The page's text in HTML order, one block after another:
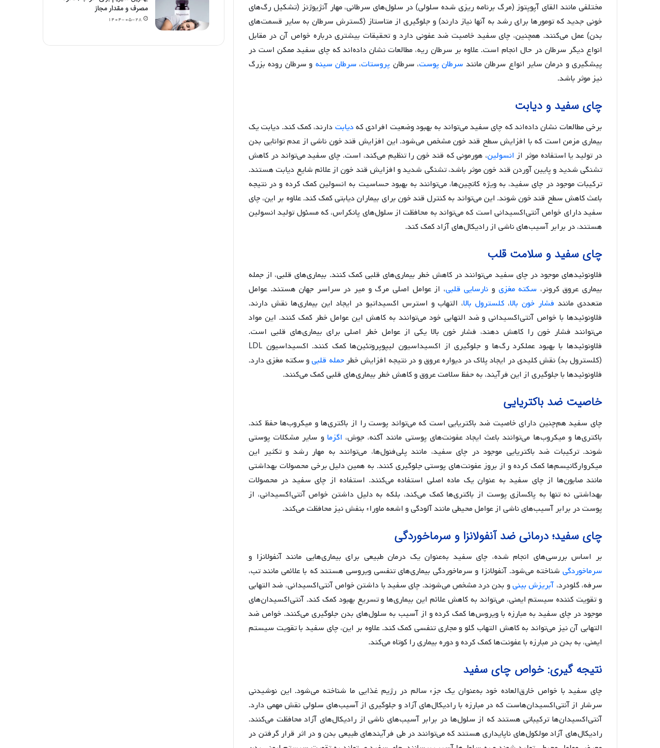
مختلفی مانند القای آپوپتوز (مرگ برنامه ریزی شده سلولی) در سلول‌های سرطانی، مهار آنژیوژنز (تشکیل رگ‌های
خونی جدید که تومورها برای رشد به آنها نیاز دارند) و جلوگیری از متاستاز (گسترش سرطان به سایر قسمت‌های
بدن) عمل می‌کنند. همچنین، چای سفید خاصیت ضد عفونی دارد و تحقیقات بیشتری درباره خواص آن در مقابل
انواع دیگر سرطان در حال انجام است. علاوه بر سرطان ریه، مطالعات نشان داده‌اند که چای سفید ممکن است در
پیشگیری و درمان سایر انواع سرطان مانند سرطان پوست، سرطان پروستات، سرطان سینه و سرطان روده بزرگ
نیز موثر باشد.
چای سفید و دیابت
برخی مطالعات نشان داده‌اند که چای سفید می‌تواند به بهبود وضعیت افرادی کهدیابت دارند، کمک کند. دیابت یک
بیماری مزمن است که با افزایش سطح قند خون مشخص می‌شود. این افزایش قند خون ناشی از عدم توانایی بدن
در تولید یا استفاده موثر از انسولین، هورمونی که قند خون را تنظیم می‌کند، است. چای سفید می‌تواند در کاهش
تشنگی شدید و پایین آوردن قند خون موثر باشد، تشنگی شدید و افزایش قند خون از علائم شایع دیابت هستند.
ترکیبات موجود در چای سفید، به ویژه کاتچین‌ها، می‌توانند به بهبود حساسیت به انسولین کمک کرده و در نتیجه
باعث کاهش سطح قند خون شوند. این می‌تواند به کنترل قند خون برای بیماران دیابتی کمک کند. علاوه بر این، چای
سفید دارای خواص آنتی‌اکسیدانی است که می‌تواند به محافظت از سلول‌های پانکراس، که مسئول تولید انسولین
هستند، در برابر آسیب‌های ناشی از رادیکال‌های آزاد کمک کند.
چای سفید و سلامت قلب
فلاونوئیدهای موجود در چای سفید می‌توانند در کاهش خطر بیماری‌های قلبی کمک کنند. بیماری‌های قلبی، از جمله
بیماری عروق کرونر، سکته مغزی و نارسایی قلبی، از عوامل اصلی مرگ و میر در سراسر جهان هستند. عوامل
متعددی مانند فشار خون بالا، کلسترول بالا، التهاب و استرس اکسیداتیو در ایجاد این بیماری‌ها نقش دارند.
فلاونوئیدها با خواص آنتی‌اکسیدانی و ضد التهابی خود می‌توانند به کاهش این عوامل خطر کمک کنند. این مواد
می‌توانند فشار خون را کاهش دهند، فشار خون بالا یکی از عوامل خطر اصلی برای بیماری‌های قلبی است.
فلاونوئیدها با بهبود عملکرد رگ‌ها و جلوگیری از اکسیداسیون لیپوپروتئین‌ها کمک کنند. اکسیداسیون LDL
(کلسترول بد) نقش کلیدی در ایجاد پلاک در دیواره عروق و در نتیجه افزایش خطرحمله قلبیو سکته مغزی دارد.
فلاونوئیدها با جلوگیری از این فرآیند، به حفظ سلامت عروق و کاهش خطر بیماری‌های قلبی کمک می‌کنند.
خاصیت ضد باکتریایی
چای سفید هم‌چنین دارای خاصیت ضد باکتریایی است که می‌تواند پوست را از باکتری‌ها و میکروب‌ها حفظ کند.
باکتری‌ها و میکروب‌ها می‌توانند باعث ایجاد عفونت‌های پوستی مانند آکنه، جوش، اگزما و سایر مشکلات پوستی
شوند. ترکیبات ضد باکتریایی موجود در چای سفید، مانند پلی‌فنول‌ها، می‌توانند به مهار رشد و تکثیر این
میکروارگانیسم‌ها کمک کرده و از بروز عفونت‌های پوستی جلوگیری کنند. به همین دلیل برخی محصولات بهداشتی
مانند صابون‌ها از چای سفید به عنوان یک ماده اصلی استفاده می‌کنند. استفاده از چای سفید در محصولات
بهداشتی نه تنها به پاکسازی پوست از باکتری‌ها کمک می‌کند، بلکه به دلیل داشتن خواص آنتی‌اکسیدانی، از
پوست در برابر آسیب‌های ناشی از عوامل محیطی مانند آلودگی و اشعه ماوراء بنفش نیز محافظت می‌کند.
چای سفید؛ درمانی ضد آنفولانزا و سرماخوردگی
بر اساس بررسی‌های انجام شده، چای سفید به‌عنوان یک درمان طبیعی برای بیماری‌هایی مانند آنفولانزا و
سرماخوردگی شناخته می‌شود. آنفولانزا و سرماخوردگی بیماری‌های تنفسی ویروسی هستند که با علائمی مانند تب،
سرفه، گلودرد، آبریزش بینیو بدن درد مشخص می‌شوند. چای سفید با داشتن خواص آنتی‌اکسیدانی، ضد التهابی
و تقویت کننده سیستم ایمنی، می‌تواند به کاهش علائم این بیماری‌ها و تسریع بهبود کمک کند. آنتی‌اکسیدان‌های
موجود در چای سفید به مبارزه با ویروس‌ها کمک کرده و از آسیب به سلول‌های بدن جلوگیری می‌کنند. خواص ضد
التهابی آن نیز می‌تواند به کاهش التهاب گلو و مجاری تنفسی کمک کند. علاوه بر این، چای سفید با تقویت سیستم
ایمنی، به بدن در مبارزه با عفونت‌ها کمک کرده و دوره بیماری را کوتاه می‌کند.
نتیجه گیری: خواص چای سفید
چای سفید با خواص خارق‌العاده خود به‌عنوان یک جزء سالم در رژیم غذایی ما شناخته می‌شود. این نوشیدنی
سرشار از آنتی‌اکسیدان‌هاست که در مبارزه با رادیکال‌های آزاد و جلوگیری از آسیب‌های سلولی نقش مهمی دارد.
آنتی‌اکسیدان‌ها ترکیباتی هستند که از سلول‌ها در برابر آسیب‌های ناشی از رادیکال‌های آزاد محافظت می‌کنند.
رادیکال‌های آزاد مولکول‌های ناپایداری هستند که می‌توانند در طی فرآیندهای طبیعی بدن و در اثر قرار گرفتن در
مصرف و مقدار مجاز
۱۴۰۴-۰۵-۲۸